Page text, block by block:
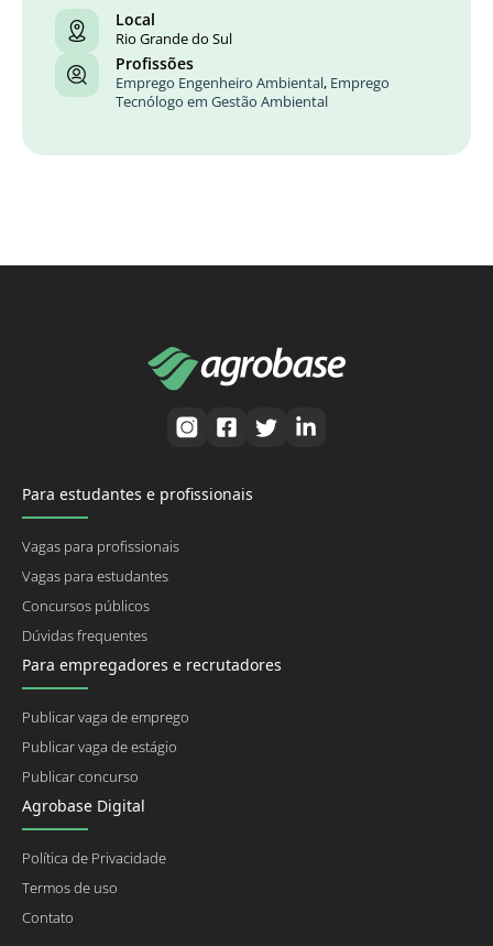
Local
Rio Grande do Sul
Profissões
Emprego Engenheiro Ambiental, Emprego
Tecnólogo em Gestão Ambiental
Para estudantes e profissionais
Vagas para profissionais
Vagas para estudantes
Concursos públicos
Dúvidas frequentes
Para empregadores e recrutadores
Publicar vaga de emprego
Publicar vaga de estágio
Publicar concurso
Agrobase Digital
Política de Privacidade
Termos de uso
Contato